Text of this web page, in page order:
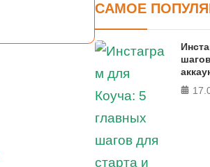
FERMI -
оценки
САМОЕ